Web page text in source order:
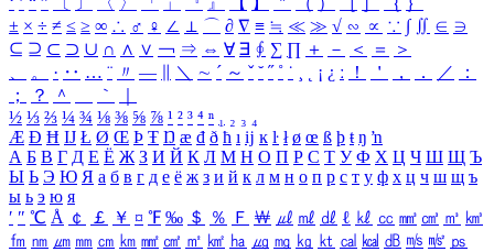
± × ÷ ≠ ≤ ≥ ∞ ∴ ♂ ♀ ∠ ⊥ ⌒ ∂ ∇ ≡ ≒ ≪ ≫ √ ∽ ∝ ∵ ∫ ∬ ∈ ∋
⊆ ⊇ ⊂ ⊃ ∪ ∩ ∧ ∨ ￢ ⇒ ⇔ ∀ ∃ ∮ ∑ ∏ ＋ － ＜ ＝
＞
、
。 · ‥ … ¨ 〃 ― ＼ ∼ ´ ～ ˇ ˘ ˝ ˚ ˙ ¸ ¡ ¿ ː ！ ＇ ， ． ／
：
；
？ ＾ ｀
½ ⅓ ⅔ ¼ ¾ ⅛ ⅜ ⅝ ⅞ ¹ ² ³ ⁴ ⁿ ₁ ₂ ₃ ₄
Æ Ð Ħ Ĳ Ł Ø Œ Þ Ŧ Ŋ æ đ ð ħ ı ĳ ĸ ŀ ł ø œ ß þ ŧ ŋ ŉ
А Б В Г Д Е Ё Ж З И Й К Л М Н О П Р С Т У Ф Х Ц Ч Ш Щ Ъ
Ы Ь Э Ю Я а б в г д е ё ж з и й к л м н о п р с т у ф х ц ч ш щ ъ
ы ь э ю я
′ ″ ℃ Å ￠ ￡ ￥ ¤ ℉ ‰ ＄ ％ Ｆ ￦ ㎕ ㎖ ㎗ ℓ ㎘ ㏄ ㎣ ㎤ ㎥ ㎦
㎙ ㎚ ㎛ ㎜ ㎝ ㎞ ㎟ ㎠ ㎡ ㎢ ㏊ ㎍ ㎎ ㎏ ㏏ ㎈ ㎉ ㏈ ㎧ ㎨ ㎰